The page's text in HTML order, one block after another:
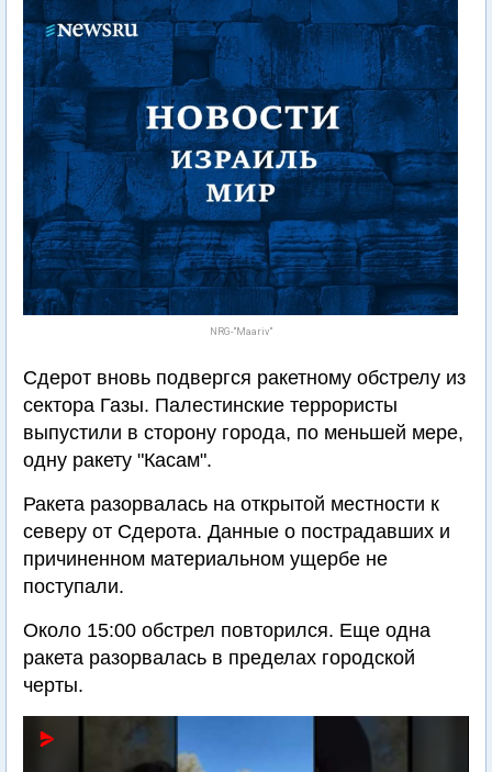
NRG-"Maariv"
Сдерот вновь подвергся ракетному обстрелу из
сектора Газы. Палестинские террористы
выпустили в сторону города, по меньшей мере,
одну ракету "Касам".
Ракета разорвалась на открытой местности к
северу от Сдерота. Данные о пострадавших и
причиненном материальном ущербе не
поступали.
Около 15:00 обстрел повторился. Еще одна
ракета разорвалась в пределах городской
черты.